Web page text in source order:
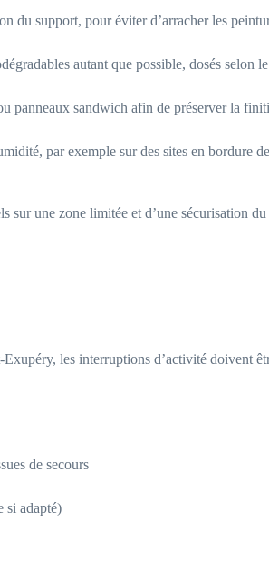
du support, pour éviter d’arracher les
autant que possible, dosés selon
panneaux sandwich afin de préserver la
par exemple sur des sites en bordure
sur une zone limitée et d’une sécurisation
les interruptions d’activité doivent
de secours
si adapté)